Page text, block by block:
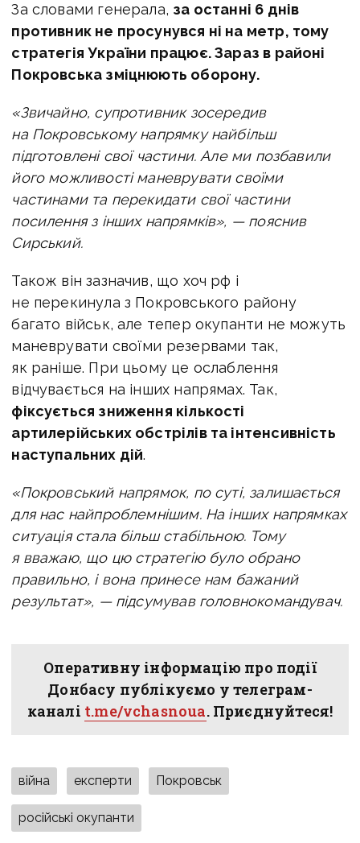
За словами генерала, за останні 6 днів
противник не просунувся ні на метр, тому
стратегія України працює. Зараз в районі
Покровська зміцнюють оборону.
«Звичайно, супротивник зосередив
на Покровському напрямку найбільш
підготовлені свої частини. Але ми позбавили
його можливості маневрувати своїми
частинами та перекидати свої частини
посилення з інших напрямків», — пояснив
Сирський.
Також він зазначив, що хоч рф і
не перекинула з Покровського району
багато військ, але тепер окупанти не можуть
маневрувати своїми резервами так,
як раніше. При цьому це ослаблення
відчувається на інших напрямах. Так,
фіксується зниження кількості
артилерійських обстрілів та інтенсивність
наступальних дій.
«Покровський напрямок, по суті, залишається
для нас найпроблемнішим. На інших напрямках
ситуація стала більш стабільною. Тому
я вважаю, що цю стратегію було обрано
правильно, і вона принесе нам бажаний
результат», — підсумував головнокомандувач.
Оперативну інформацію про події
Донбасу публікуємо у телеграм-
каналі t.me/vchasnoua. Приєднуйтеся!
війна експерти Покровськ
російські окупанти